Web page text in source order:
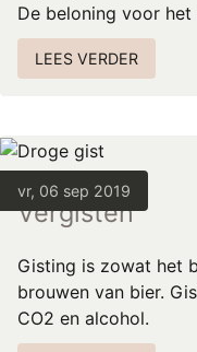
De beloning voor
LEES VERDER
vr, 06 sep 2019
Vergisten
Gisting is zowat het
brouwen van bier.
CO2 en alcohol.